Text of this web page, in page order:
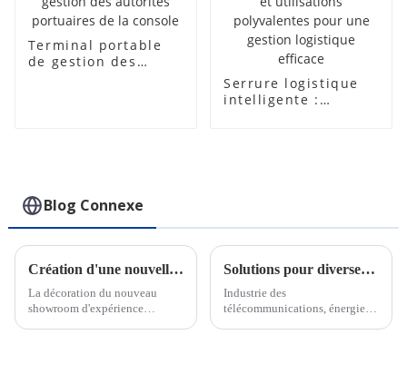
Terminal portable
de gestion des
Serrure logistique
intelligente :
Blog Connexe
Création d'une nouvelle salle d'exposition
La décoration du nouveau
showroom d'expérience
Solutions pour diverses industries
Industrie des
télécommunications, énergie